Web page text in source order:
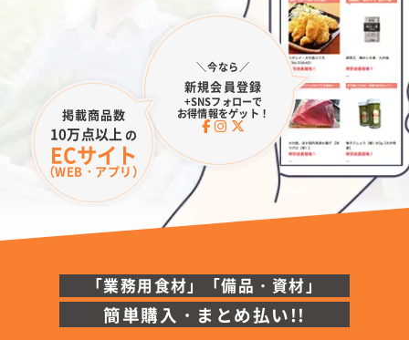
掲載商品数
10万点以上の
ECサイト
（WEB・アプリ）
＼今なら／
新規会員登録
+SNSフォローで
お得情報をゲット！
「業務用食材」「備品・資材」
簡単購入・まとめ払い!!